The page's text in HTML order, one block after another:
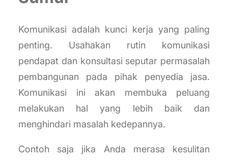
Komunikasi adalah kunci kerja yang paling
penting. Usahakan rutin komunikasi
pendapat dan konsultasi seputar permasalah
pembangunan pada pihak penyedia jasa.
Komunikasi ini akan membuka peluang
melakukan hal yang lebih baik dan
menghindari masalah kedepannya.
Contoh saja jika Anda merasa kesulitan